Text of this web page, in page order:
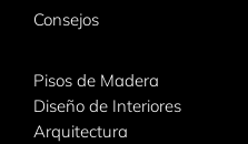
Consejos
Pisos de Madera
Diseño de Interiores
Arquitectura